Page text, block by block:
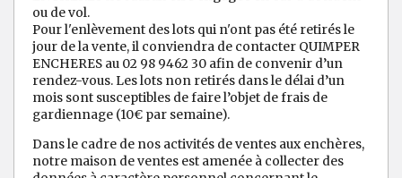
ou de vol.
Pour l'enlèvement des lots qui n'ont pas été retirés le
jour de la vente, il conviendra de contacter QUIMPER
ENCHERES au 02 98 9462 30 afin de convenir d’un
rendez-vous. Les lots non retirés dans le délai d’un
mois sont susceptibles de faire l’objet de frais de
gardiennage (10€ par semaine).
Dans le cadre de nos activités de ventes aux enchères,
notre maison de ventes est amenée à collecter des